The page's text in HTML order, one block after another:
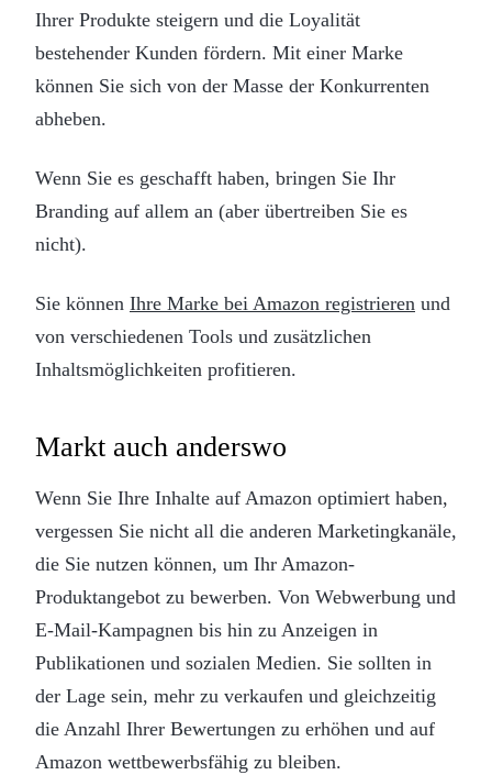
Ihrer Produkte steigern und die Loyalität
bestehender Kunden fördern. Mit einer Marke
können Sie sich von der Masse der Konkurrenten
abheben.
Wenn Sie es geschafft haben, bringen Sie Ihr
Branding auf allem an (aber übertreiben Sie es
nicht).
Sie können Ihre Marke bei Amazon registrieren und
von verschiedenen Tools und zusätzlichen
Inhaltsmöglichkeiten profitieren.
Markt auch anderswo
Wenn Sie Ihre Inhalte auf Amazon optimiert haben,
vergessen Sie nicht all die anderen Marketingkanäle,
die Sie nutzen können, um Ihr Amazon-
Produktangebot zu bewerben. Von Webwerbung und
E-Mail-Kampagnen bis hin zu Anzeigen in
Publikationen und sozialen Medien. Sie sollten in
der Lage sein, mehr zu verkaufen und gleichzeitig
die Anzahl Ihrer Bewertungen zu erhöhen und auf
Amazon wettbewerbsfähig zu bleiben.